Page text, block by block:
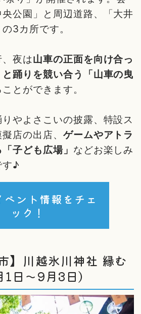
公園」と周辺道路、「大井
3カ所です。
夜は山車の正面を向け合っ
踊りを競い合う「山車の曳
とができます。
やよさこいの披露、特設ス
店の出店、 ゲームやアトラ
子ども広場」 などお楽しみ
す♪
ベント情報をチェ
ック！
】川越氷川神社 縁む
日〜9月3日）